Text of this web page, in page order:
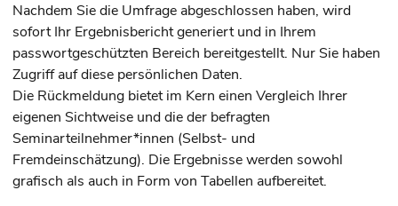
Nachdem Sie die Umfrage abgeschlossen haben, wird
sofort Ihr Ergebnis­bericht generiert und in Ihrem
passwortgeschützten Bereich bereitgestellt. Nur Sie haben
Zugriff auf diese persönlichen Daten.
Die Rückmeldung bietet im Kern einen Vergleich Ihrer
eigenen Sichtweise und die der befragten
Seminarteilnehmer*innen (Selbst- und
Fremdeinschätzung). Die Ergebnisse werden sowohl
grafisch als auch in Form von Tabellen aufbereitet.